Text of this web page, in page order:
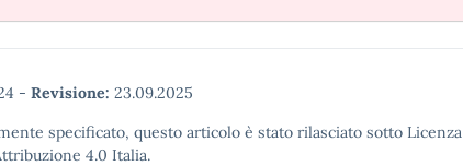
- Revisione: 23.09.2025
specificato, questo articolo è stato rilasciato sotto Licenza
4.0 Italia.